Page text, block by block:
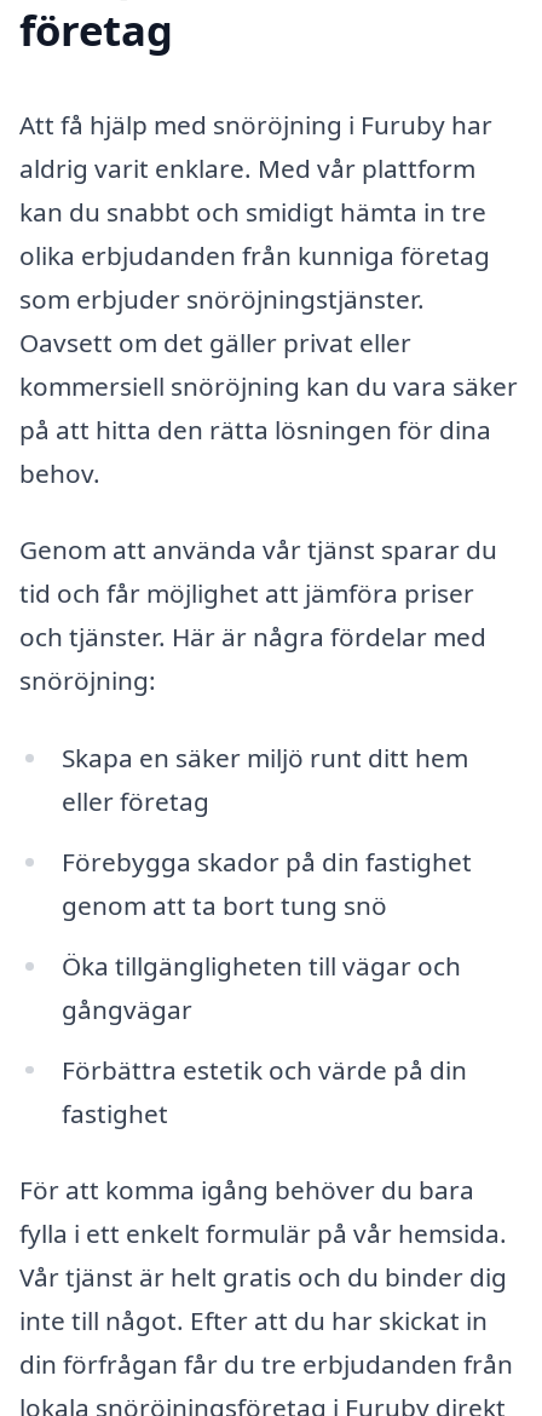
företag
Att få hjälp med snöröjning i Furuby har
aldrig varit enklare. Med vår plattform
kan du snabbt och smidigt hämta in tre
olika erbjudanden från kunniga företag
som erbjuder snöröjningstjänster.
Oavsett om det gäller privat eller
kommersiell snöröjning kan du vara säker
på att hitta den rätta lösningen för dina
behov.
Genom att använda vår tjänst sparar du
tid och får möjlighet att jämföra priser
och tjänster. Här är några fördelar med
snöröjning:
Skapa en säker miljö runt ditt hem
eller företag
Förebygga skador på din fastighet
genom att ta bort tung snö
Öka tillgängligheten till vägar och
gångvägar
Förbättra estetik och värde på din
fastighet
För att komma igång behöver du bara
fylla i ett enkelt formulär på vår hemsida.
Vår tjänst är helt gratis och du binder dig
inte till något. Efter att du har skickat in
din förfrågan får du tre erbjudanden från
lokala snöröjningsföretag i Furuby direkt